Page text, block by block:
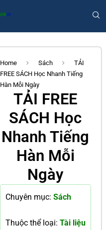
Home Sách
TẢI
FREE SÁCH Học Nhanh Tiếng
Hàn Mỗi Ngày
TẢI FREE
SÁCH Học
Nhanh Tiếng
Hàn Mỗi
Ngày
Chuyên mục: Sách
Thuộc thể loại: Tài liệu